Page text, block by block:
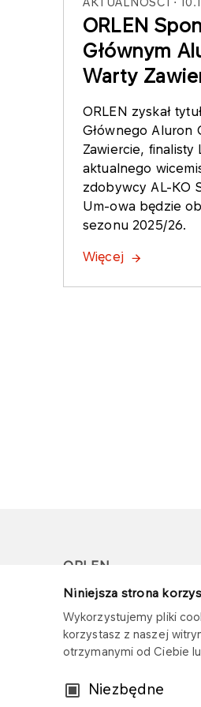
Niniejsza strona
Wykorzystujemy pliki
korzystasz z naszej
otrzymanymi od Ciebie
WybórNiezbędne
ORLEN
Głównym
Warty
ORLEN zyskał
Głównego Aluron
Zawiercie, finalisty
aktualnego
zdobywcy AL-KO
Um-owa będzie
sezonu 2025/26.
Więcej
ORLEN
Copyright © 1996-
Wszystkie prawa